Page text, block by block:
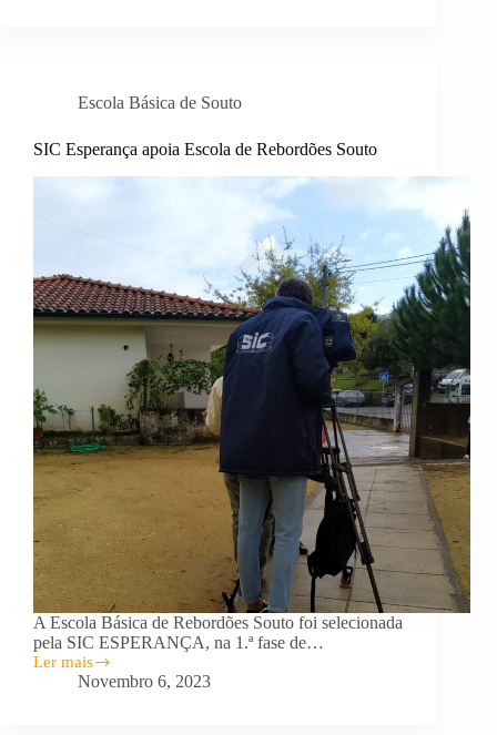
Escola Básica de Souto
SIC Esperança apoia Escola de Rebordões Souto
A Escola Básica de Rebordões Souto foi selecionada
pela SIC ESPERANÇA, na 1.ª fase de…
Ler mais
SIC
EsperançaNovembro 6, 2023